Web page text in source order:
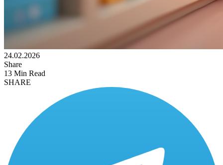
24.02.2026
Share
13 Min Read
SHARE